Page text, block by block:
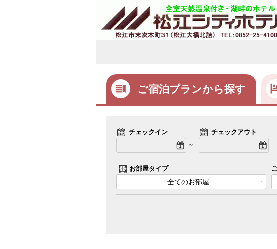
ご宿泊プランから探す
チェックイン
～
チェックアウト
お部屋タイプ
全てのお部屋